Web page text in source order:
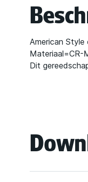
American Style
Materiaal=CR-
Dit